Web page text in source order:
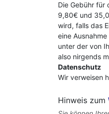
Die Gebühr für
9,80€ und
wird, falls das
eine
unter der von
also nirgends
Datenschutz
Wir verweisen
Hinweis zum